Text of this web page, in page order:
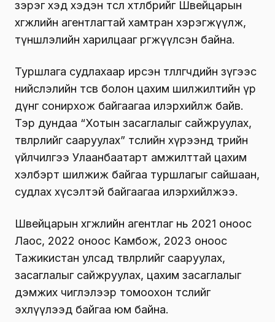
зэрэг хэд хэдэн төсөл хөтөлбөрийг Швейцарын
хөгжлийн агентлагтай хамтран хэрэгжүүлж,
түншлэлийн харилцааг өргөжүүлсэн байна.
Туршлага судлахаар ирсэн төлөөлөгчдийн зүгээс
нийслэлийн төсөв болон цахим шилжилтийн үр
дүнг сонирхож байгаагаа илэрхийлж байв.
Тэр дундаа “Хотын засаглалыг сайжруулах,
төвлөрлийг сааруулах” төслийн хүрээнд төрийн
үйлчилгээ Улаанбаатарт амжилттай цахим
хэлбэрт шилжиж байгаа туршлагыг сайшаан,
судлах хүсэлтэй байгаагаа илэрхийлжээ.
Швейцарын хөгжлийн агентлаг нь 2021 оноос
Лаос, 2022 оноос Камбож, 2023 оноос
Тажикистан улсад төвлөрлийг сааруулах,
засаглалыг сайжруулах, цахим засаглалыг
дэмжих чиглэлээр томоохон төслийг
эхлүүлээд байгаа юм байна.